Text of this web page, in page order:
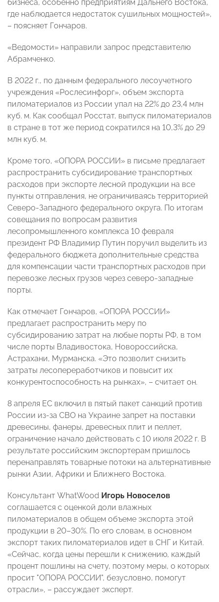
бизнеса, особенно предприятиям Дальнего Востока,
где наблюдается недостаток сушильных мощностей»,
– поясняет Гончаров.
«Ведомости» направили запрос представителю
Абрамченко.
В 2022 г., по данным федерального лесоучетного
учреждения «Рослесинфорг», объем экспорта
пиломатериалов из России упал на 22% до 23,4 млн
куб. м. Как сообщал Росстат, выпуск пиломатериалов
в стране в тот же период сократился на 10,3% до 29
млн куб. м.
Кроме того, «ОПОРА РОССИИ» в письме предлагает
распространить субсидирование транспортных
расходов при экспорте лесной продукции на все
пункты отправления, не ограничиваясь территорией
Северо-Западного федерального округа. По итогам
совещания по вопросам развития
лесопромышленного комплекса 10 февраля
президент РФ Владимир Путин поручил выделить из
федерального бюджета дополнительные средства
для компенсации части транспортных расходов при
перевозке лесных грузов через северо-западные
порты.
Как отмечает Гончаров, «ОПОРА РОССИИ»
предлагает распространить меру по
субсидированию затрат на любые порты РФ, в том
числе порты Владивостока, Новороссийска,
Астрахани, Мурманска. «Это позволит снизить
затраты лесопереработчиков и повысит их
конкурентоспособность на рынках», – считает он.
8 апреля ЕС включил в пятый пакет санкций против
России из-за СВО на Украине запрет на поставки
древесины, фанеры, древесных плит и пеллет,
ограничение начало действовать с 10 июля 2022 г. В
результате российским экспортерам пришлось
перенаправлять товарные потоки на альтернативные
рынки Азии, Африки и Ближнего Востока.
Консультант WhatWood Игорь Новоселов
соглашается с оценкой доли влажных
пиломатериалов в общем объеме экспорта этой
продукции в 20–30%. По его словам, в основном
экспорт таких пиломатериалов идет в СНГ и Китай.
«Сейчас, когда цены перешли к снижению, каждый
процент пошлины на счету, поэтому меры, о которых
просит "ОПОРА РОССИИ", безусловно, помогут
отрасли», – рассуждает эксперт.